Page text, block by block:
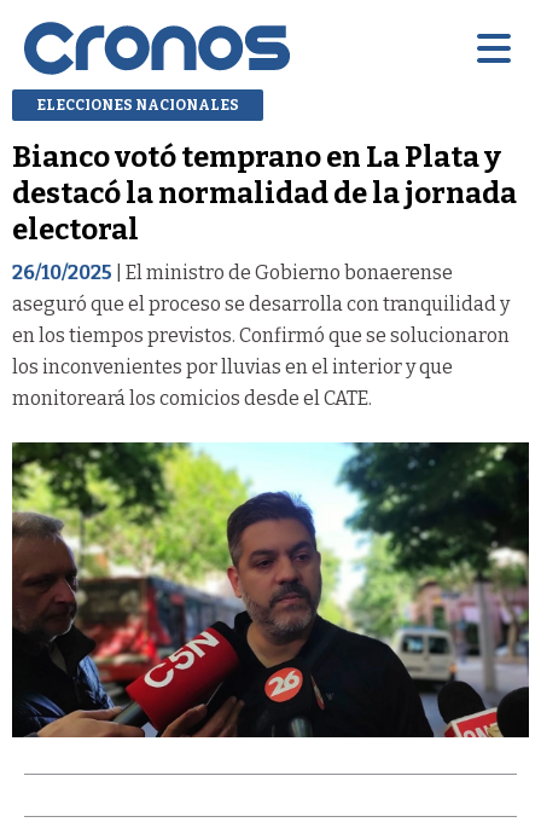
ELECCIONES NACIONALES
Bianco votó temprano en La Plata y
destacó la normalidad de la jornada
electoral
26/10/2025 | El ministro de Gobierno bonaerense
aseguró que el proceso se desarrolla con tranquilidad y
en los tiempos previstos. Confirmó que se solucionaron
los inconvenientes por lluvias en el interior y que
monitoreará los comicios desde el CATE.